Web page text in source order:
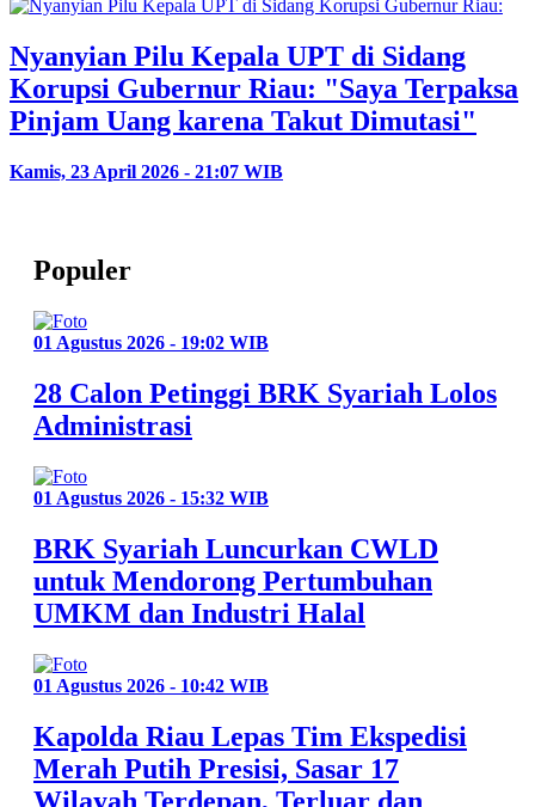
Nyanyian Pilu Kepala UPT di Sidang
Korupsi Gubernur Riau: "Saya Terpaksa
Pinjam Uang karena Takut Dimutasi"
Kamis, 23 April 2026 - 21:07 WIB
Populer
01 Agustus 2026 - 19:02 WIB
28 Calon Petinggi BRK Syariah Lolos
Administrasi
01 Agustus 2026 - 15:32 WIB
BRK Syariah Luncurkan CWLD
untuk Mendorong Pertumbuhan
UMKM dan Industri Halal
01 Agustus 2026 - 10:42 WIB
Kapolda Riau Lepas Tim Ekspedisi
Merah Putih Presisi, Sasar 17
Wilayah Terdepan, Terluar dan